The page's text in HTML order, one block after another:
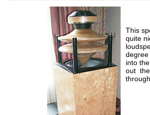
This
quite
into
out the